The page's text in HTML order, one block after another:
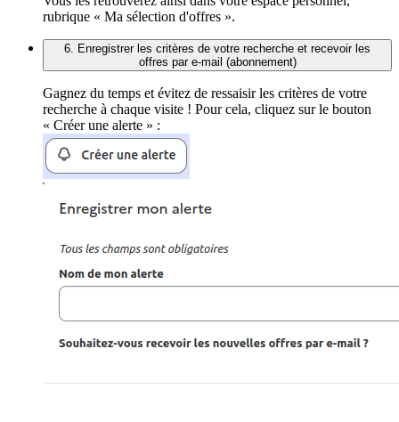
rubrique « Ma sélection d'offres ».
6. Enregistrer les critères de votre recherche et recevoir les
offres par e-mail (abonnement)
Gagnez du temps et évitez de ressaisir les critères de votre
recherche à chaque visite ! Pour cela, cliquez sur le bouton
« Créer une alerte » :